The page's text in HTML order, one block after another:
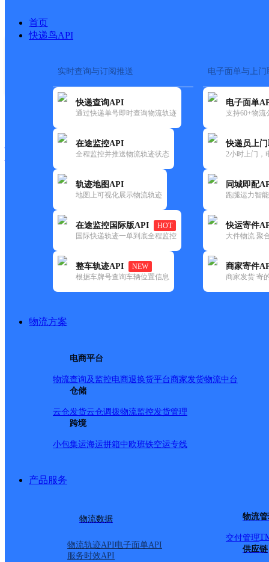
首页
快递鸟API
实时查询与订阅推送
快递查询API
通过快递单号即时查询物流轨迹
在途监控API
全程监控并推送物流轨迹状态
轨迹地图API
地图上可视化展示物流轨迹
在途监控国际版API
HOT
国际快递轨迹一单到底全程监控
整车轨迹API
NEW
根据车牌号查询车辆位置信息
电子面单与上门
电子面单
支持60+物流
快递员上
2小时上门，
同城即配
跑腿运力智
快运寄件
大件物流 聚
商家寄件
商家发货 寄
物流方案
电商平台
物流查询及监控电商退换货平台商家发货物流中台
仓储
云仓发货云仓调拨物流监控发货管理
跨境
小包集运海运拼箱中欧班铁空运专线
产品服务
物流数据
物流轨迹API电子面单API
服务时效API
物流
交付管理
供应链
快运大全 快递时效
中通
淮北
更新时间：2022-07-14 00:00:00
所属快递：中通快递
所属区域：安徽省-淮北市-相山区
网点地址：凤凰山工业园仪凤路16号
网点负责人：
西至西外环以东。 长山路北起矿工医院，南至长山中路
黎路以北。 孟山路北起淮海路，南至孟山中路南黎路以